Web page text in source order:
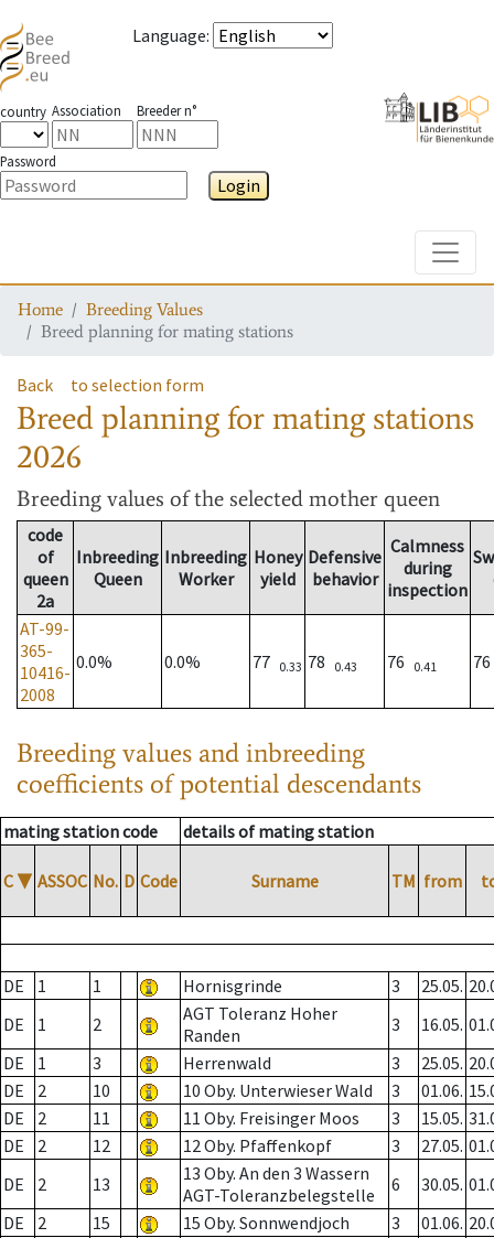
Language:
country Association Breeder n°
Password
Login
Home
Breeding Values
Breed planning for mating stations
Back to selection form
Breed planning for mating stations
2026
Breeding values of the selected mother queen
code
of
queen
2a
Inbreeding
Queen
Inbreeding
Worker
Honey
yield
Defensive
behavior
Calmness
during
inspection
AT-99-
365-
10416-
2008
0.0% 0.0% 77 0.33 78 0.43 76 0.41
Breeding values and inbreeding
coefficients of potential descendants
mating station code details of mating station
C ▼ ASSOC No. D Code Surname TM from
DE 1 1 Hornisgrinde 3 25.05.
DE
1 2
AGT Toleranz Hoher
Randen
3 16.05.
DE
1 3 Herrenwald 3 25.05.
DE
2 10 10 Oby. Unterwieser Wald 3 01.06.
DE
2 11 11 Oby. Freisinger Moos 3 15.05.
DE
2 12 12 Oby. Pfaffenkopf 3 27.05.
DE
2 13
13 Oby. An den 3 Wassern
AGT-Toleranzbelegstelle
6 30.05.
DE
2 15 15 Oby. Sonnwendjoch 3 01.06.